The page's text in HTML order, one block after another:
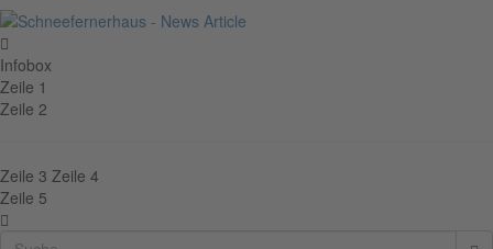
Infobox
Zeile 1
Zeile 2
Zeile 3 Zeile 4
Zeile 5